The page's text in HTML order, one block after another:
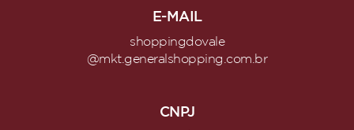
E-MAIL
shoppingdovale
@mkt.generalshopping.com.br
CNPJ